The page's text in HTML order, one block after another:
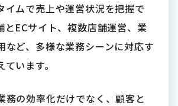
イムで売上や運営状況を把握で
とECサイト、複数店舗運営、業
など、多様な業務シーンに対応す
います。
務の効率化だけでなく、顧客と